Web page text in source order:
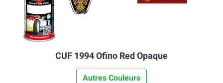
CUF 1994 Ofino Red Opaque
Autres Couleurs